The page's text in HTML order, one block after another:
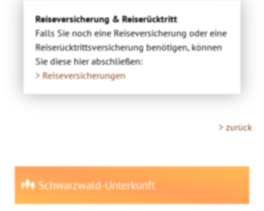
Reiseversicherung & Reiserücktritt
Falls Sie noch eine Reiseversicherung oder eine
Reiserücktrittsversicherung benötigen, können
Sie diese hier abschließen:
> Reiseversicherungen
> zurück
Schwarzwald-Unterkunft